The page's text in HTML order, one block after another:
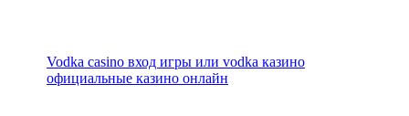
Vodka casino вход игры или vodka казино
официальные казино онлайн